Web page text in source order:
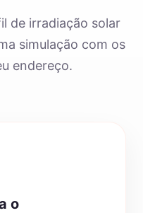
de irradiação solar
simulação com os
endereço.
o